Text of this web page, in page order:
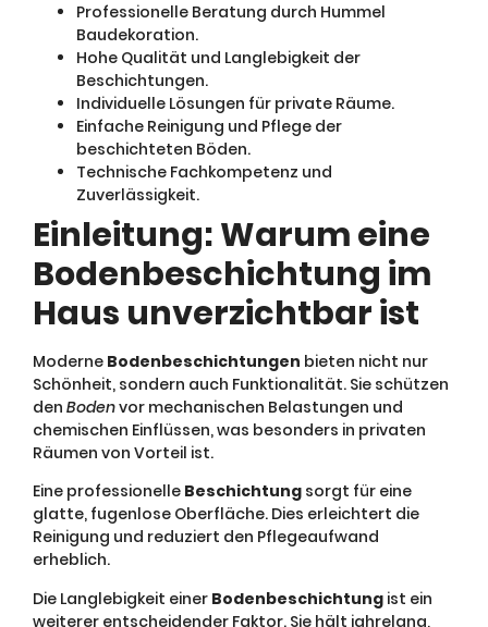
Professionelle Beratung durch Hummel
Baudekoration.
Hohe Qualität und Langlebigkeit der
Beschichtungen.
Individuelle Lösungen für private Räume.
Einfache Reinigung und Pflege der
beschichteten Böden.
Technische Fachkompetenz und
Zuverlässigkeit.
Einleitung: Warum eine
Bodenbeschichtung im
Haus unverzichtbar ist
Moderne Bodenbeschichtungen bieten nicht nur
Schönheit, sondern auch Funktionalität. Sie schützen
den Bodenvor mechanischen Belastungen und
chemischen Einflüssen, was besonders in privaten
Räumen von Vorteil ist.
Eine professionelle Beschichtung sorgt für eine
glatte, fugenlose Oberfläche. Dies erleichtert die
Reinigung und reduziert den Pflegeaufwand
erheblich.
Die Langlebigkeit einer Bodenbeschichtung ist ein
weiterer entscheidender Faktor. Sie hält jahrelang,